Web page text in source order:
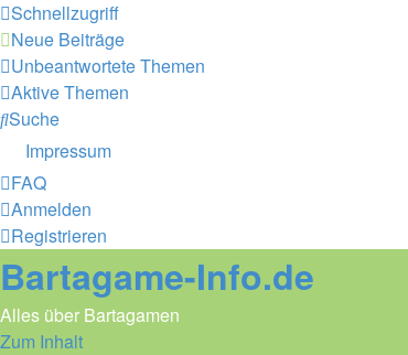
Schnellzugriff
Neue Beiträge
Unbeantwortete Themen
Aktive Themen
Suche
Impressum
FAQ
Anmelden
Registrieren
Bartagame-Info.de
Alles über Bartagamen
Zum Inhalt